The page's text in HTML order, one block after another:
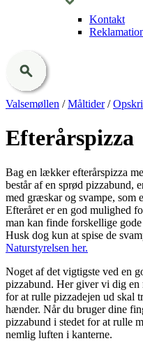
Kontakt
Valsemøllen /Måltider/
Efterårspizza
Bag en lækker efterårspizza
består af en sprød pizzabund,
med græskar og svampe, som
Efteråret er en god mulighed
man kan finde forskellige
Husk dog kun at spise de
Naturstyrelsen her.
Noget af det vigtigste ved en
pizzabund. Her giver vi dig
for at rulle pizzadejen ud skal
hænder. Når du bruger dine
pizzabund i stedet for at rulle
nemlig luften i kanterne.